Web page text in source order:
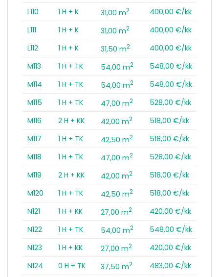
L110
1 H + K 31,00 m2
400,00 €/kk
L111
1 H + K 31,00 m2
400,00 €/kk
L112
1 H + K 31,50 m2
400,00 €/kk
M113
1 H + TK 54,00 m2
548,00 €/kk
M114
1 H + TK 54,00 m2
548,00 €/kk
M115
1 H + TK 47,00 m2
528,00 €/kk
M116
2 H + KK 42,00 m2
518,00 €/kk
M117
1 H + TK 42,50 m2
518,00 €/kk
M118
1 H + TK 47,00 m2
528,00 €/kk
M119
2 H + KK 42,00 m2
518,00 €/kk
M120
1 H + TK 42,50 m2
518,00 €/kk
N121
1 H + KK 27,00 m2
420,00 €/kk
N122
1 H + TK 54,00 m2
548,00 €/kk
N123
1 H + KK 27,00 m2
420,00 €/kk
N124
0 H + TK 37,50 m2
483,00 €/kk